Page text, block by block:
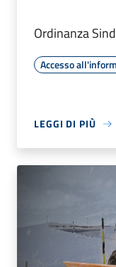
Ordinanza
Accesso
LEGGI DI PIÙ